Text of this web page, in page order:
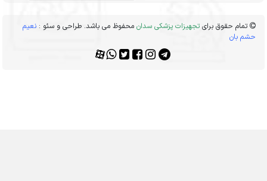
حقوق برایتجهیزات پزشکی سدانمحفوظ می باشد. طراحی و سئو :نعیم
بان